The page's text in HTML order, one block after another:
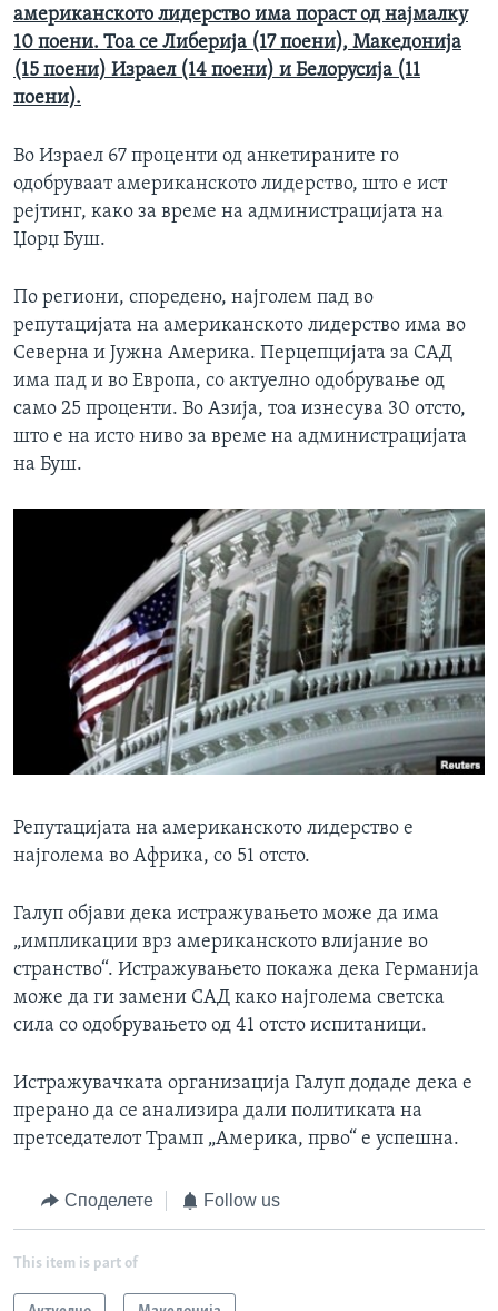
американското лидерство има пораст од најмалку
10 поени. Тоа се Либерија (17 поени), Македонија
(15 поени) Израел (14 поени) и Белорусија (11
поени).
Во Израел 67 проценти од анкетираните го
одобруваат американското лидерство, што е ист
рејтинг, како за време на администрацијата на
Џорџ Буш.
По региони, споредено, најголем пад во
репутацијата на американското лидерство има во
Северна и Јужна Америка. Перцепцијата за САД
има пад и во Европа, со актуелно одобрување од
само 25 проценти. Во Азија, тоа изнесува 30 отсто,
што е на исто ниво за време на администрацијата
на Буш.
Репутацијата на американското лидерство е
најголема во Африка, со 51 отсто.
Галуп објави дека истражувањето може да има
„импликации врз американското влијание во
странство“. Истражувањето покажа дека Германија
може да ги замени САД како најголема светска
сила со одобрувањето од 41 отсто испитаници.
Истражувачката организација Галуп додаде дека е
прерано да се анализира дали политиката на
претседателот Трамп „Америка, прво“ е успешна.
Споделете Follow us
This item is part of